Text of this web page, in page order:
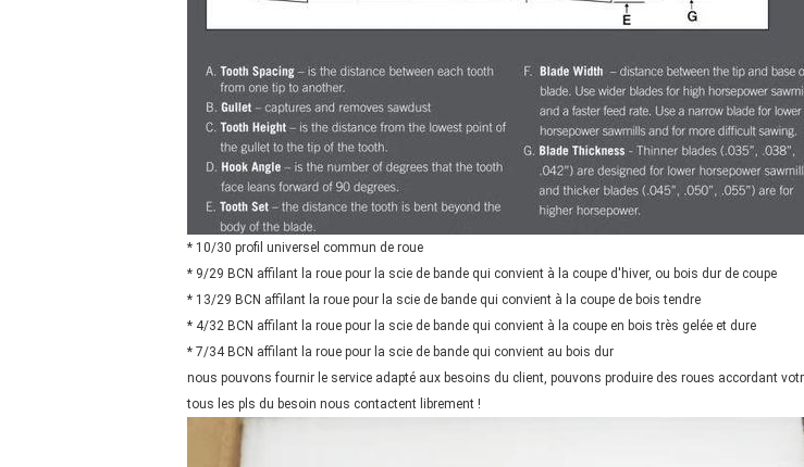
* 10/30 profil universel commun de roue
* 9/29 BCN affilant la roue pour la scie de bande qui convient à la coupe d'hiver, ou bois dur de coupe
* 13/29 BCN affilant la roue pour la scie de bande qui convient à la coupe de bois tendre
* 4/32 BCN affilant la roue pour la scie de bande qui convient à la coupe en bois très gelée et dure
* 7/34 BCN affilant la roue pour la scie de bande qui convient au bois dur
nous pouvons fournir le service adapté aux besoins du client, pouvons produire des roues accordant
tous les pls du besoin nous contactent librement !